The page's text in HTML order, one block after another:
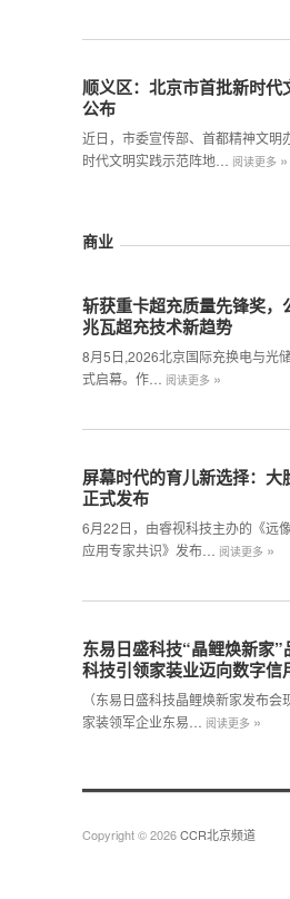
顺义区：北京市首批新时代
公布
近日，市委宣传部、首都精神文明
时代文明实践示范阵地…
阅读更多 »
商业
斩获重卡超充质量先锋奖，
兆瓦超充技术新趋势
8月5日,2026北京国际充换电与光
式启幕。作…
阅读更多 »
屏幕时代的育儿新选择：大
正式发布
6月22日，由睿视科技主办的《远
应用专家共识》发布…
阅读更多 »
东易日盛科技“晶鲤焕新家
科技引领家装业迈向数字信
（东易日盛科技晶鲤焕新家发布
家装领军企业东易…
阅读更多 »
Copyright © 2026CCR北京频道